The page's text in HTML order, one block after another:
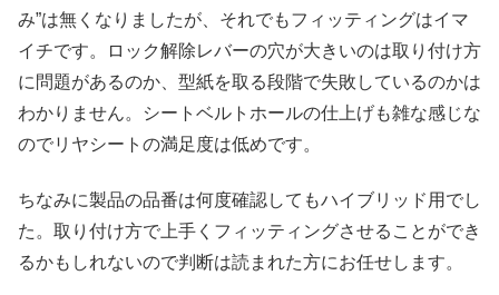
み”は無くなりましたが、それでもフィッティングはイマ
イチです。ロック解除レバーの穴が大きいのは取り付け方
に問題があるのか、型紙を取る段階で失敗しているのかは
わかりません。シートベルトホールの仕上げも雑な感じな
のでリヤシートの満足度は低めです。
ちなみに製品の品番は何度確認してもハイブリッド用でし
た。取り付け方で上手くフィッティングさせることができ
るかもしれないので判断は読まれた方にお任せします。